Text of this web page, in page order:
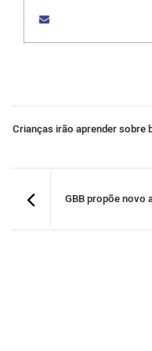
Crianças irão aprender sobre
GBB propõe novo